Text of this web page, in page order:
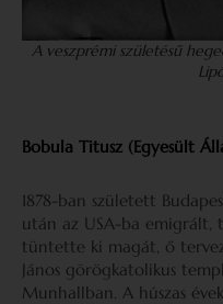
A veszprémi születésű
Bobula Titusz (Egyesült
1878-ban született
után az USA-ba emigrált,
tüntette ki magát, ő
János görögkatolikus
Munhallban. A húszas